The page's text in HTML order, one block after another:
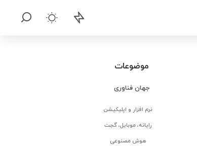
موضوعات
جهان فناوری
نرم افزار و اپلیکیشن
رایانه، موبایل، گجت
هوش مصنوعی